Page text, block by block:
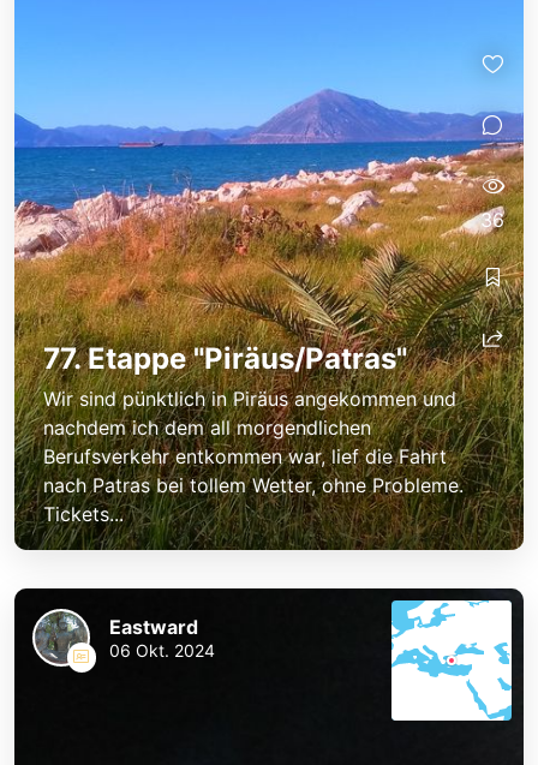
77. Etappe "Piräus/Patras"
Wir sind pünktlich in Piräus angekommen und
nachdem ich dem all morgendlichen
Berufsverkehr entkommen war, lief die Fahrt
nach Patras bei tollem Wetter, ohne Probleme.
Tickets...
36
Eastward
06 Okt. 2024